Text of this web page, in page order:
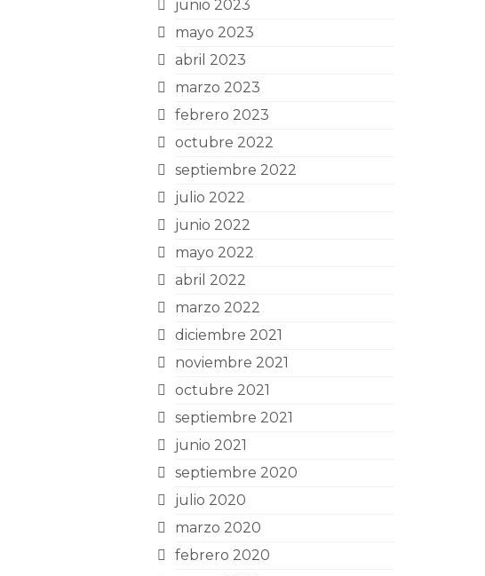
junio 2023
mayo 2023
abril 2023
marzo 2023
febrero 2023
octubre 2022
septiembre 2022
julio 2022
junio 2022
mayo 2022
abril 2022
marzo 2022
diciembre 2021
noviembre 2021
octubre 2021
septiembre 2021
junio 2021
septiembre 2020
julio 2020
marzo 2020
febrero 2020